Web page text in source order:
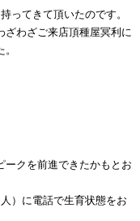
ってきて頂いたのです。
ざわざご来店頂種屋冥利に
ークを前進できたかもとお
）に電話で生育状態をお